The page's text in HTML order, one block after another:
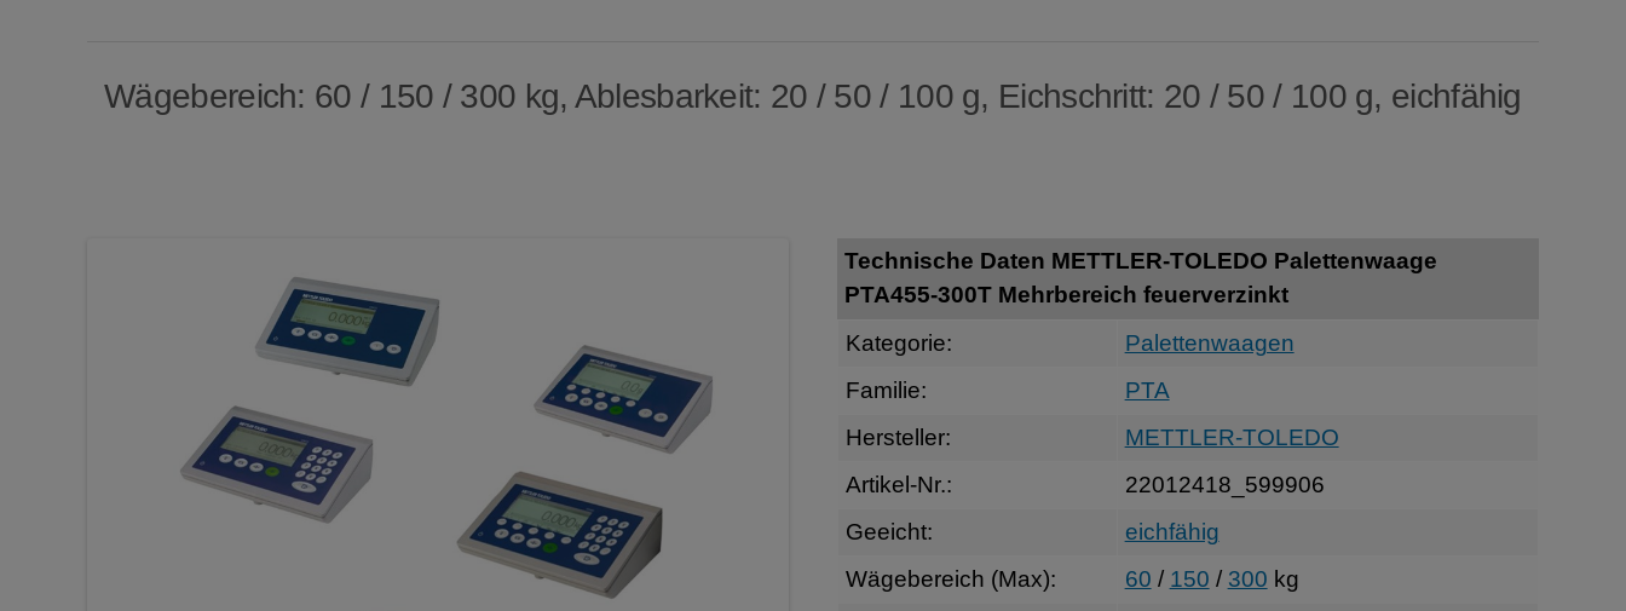
Wägebereich: 60 / 150 / 300 kg, Ablesbarkeit: 20 / 50 / 100 g, Eichschritt: 20 / 50 / 100 g, eichfähig
Technische Daten METTLER-TOLEDO Palettenwaage
PTA455-300T Mehrbereich feuerverzinkt
Kategorie:
Palettenwaagen
Familie:
PTA
Hersteller:
METTLER-TOLEDO
Artikel-Nr.:
22012418_599906
Geeicht:
eichfähig
Wägebereich (Max):
60 / 150 / 300 kg